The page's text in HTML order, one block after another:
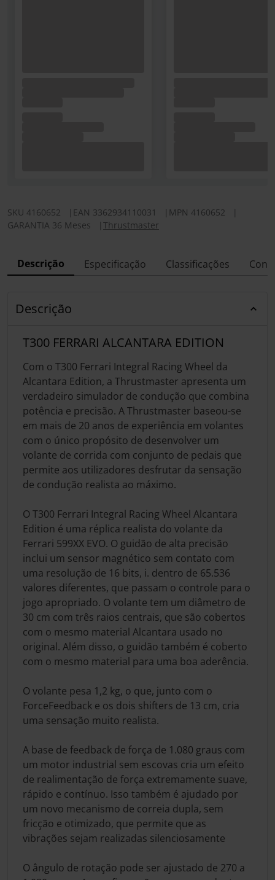
SKU 4160652 EAN 3362934110031 MPN 4160652
GARANTIA 36 Meses
Thrustmaster
Descrição Especificação Classificações
Descrição
T300 FERRARI ALCANTARA EDITION
Com o T300 Ferrari Integral Racing Wheel da
Alcantara Edition, a Thrustmaster apresenta um
verdadeiro simulador de condução que combina
potência e precisão. A Thrustmaster baseou-se
em mais de 20 anos de experiência em volantes
com o único propósito de desenvolver um
volante de corrida com conjunto de pedais que
permite aos utilizadores desfrutar da sensação
de condução realista ao máximo.
O T300 Ferrari Integral Racing Wheel Alcantara
Edition é uma réplica realista do volante da
Ferrari 599XX EVO. O guidão de alta precisão
inclui um sensor magnético sem contato com
uma resolução de 16 bits, i. dentro de 65.536
valores diferentes, que passam o controle para o
jogo apropriado. O volante tem um diâmetro de
30 cm com três raios centrais, que são cobertos
com o mesmo material Alcantara usado no
original. Além disso, o guidão também é coberto
com o mesmo material para uma boa aderência.
O volante pesa 1,2 kg, o que, junto com o
ForceFeedback e os dois shifters de 13 cm, cria
uma sensação muito realista.
A base de feedback de força de 1.080 graus com
um motor industrial sem escovas cria um efeito
de realimentação de força extremamente suave,
rápido e contínuo. Isso também é ajudado por
um novo mecanismo de correia dupla, sem
fricção e otimizado, que permite que as
vibrações sejam realizadas silenciosamente
O ângulo de rotação pode ser ajustado de 270 a